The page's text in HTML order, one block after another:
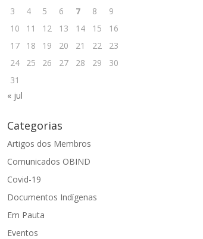
3
4 5 6 7 8
9
10
11 12 13 14 15
16
17
18 19 20 21 22
23
24
25 26 27 28 29
30
31
« jul
Categorias
Artigos dos Membros
Comunicados OBIND
Covid-19
Documentos Indígenas
Em Pauta
Eventos